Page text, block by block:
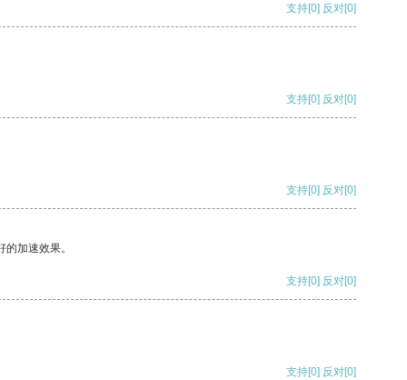
支持[0] 反对[0]
支持[0] 反对[0]
支持[0] 反对[0]
加速效果。
支持[0] 反对[0]
支持[0] 反对[0]